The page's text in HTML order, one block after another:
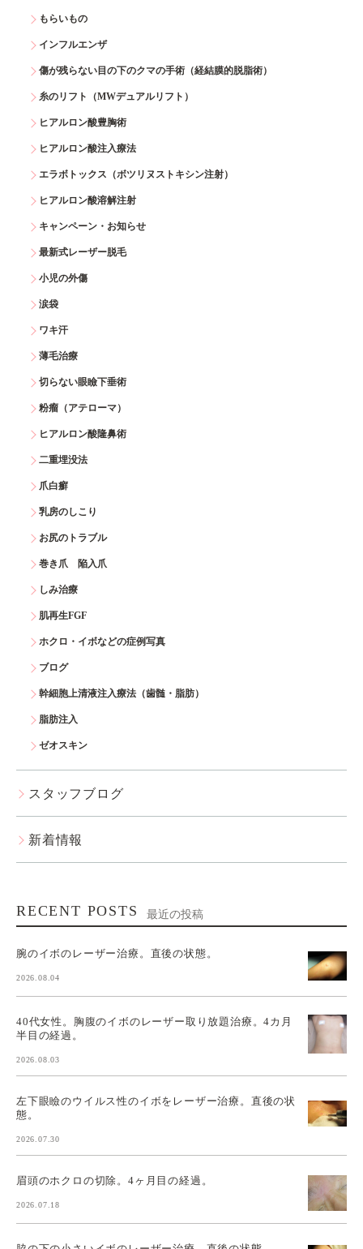
もらいもの
インフルエンザ
傷が残らない目の下のクマの手術（経結膜的脱脂術）
糸のリフト（MWデュアルリフト）
ヒアルロン酸豊胸術
ヒアルロン酸注入療法
エラボトックス（ボツリヌストキシン注射）
ヒアルロン酸溶解注射
キャンペーン・お知らせ
最新式レーザー脱毛
小児の外傷
涙袋
ワキ汗
薄毛治療
切らない眼瞼下垂術
粉瘤（アテローマ）
ヒアルロン酸隆鼻術
二重埋没法
爪白癬
乳房のしこり
お尻のトラブル
巻き爪 陥入爪
しみ治療
肌再生FGF
ホクロ・イボなどの症例写真
ブログ
幹細胞上清液注入療法（歯髄・脂肪）
脂肪注入
ゼオスキン
スタッフブログ
新着情報
RECENT POSTS 最近の投稿
腕のイボのレーザー治療。直後の状態。
2026.08.04
40代女性。胸腹のイボのレーザー取り放題治療。4カ月
半目の経過。
2026.08.03
左下眼瞼のウイルス性のイボをレーザー治療。直後の状
態。
2026.07.30
眉頭のホクロの切除。4ヶ月目の経過。
2026.07.18